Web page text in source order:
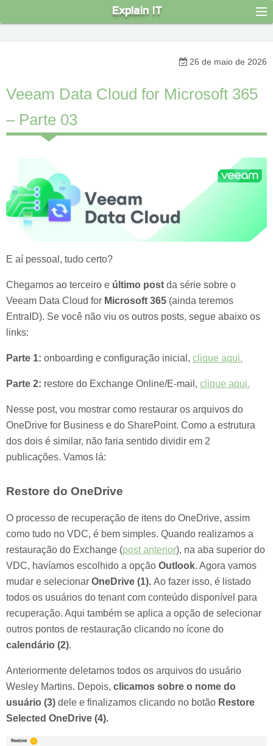
k
Explain IT
26 de maio de 2026
Veeam Data Cloud for Microsoft 365
– Parte 03
E aí pessoal, tudo certo?
Chegamos ao terceiro e último post da série sobre o
Veeam Data Cloud for Microsoft 365 (ainda teremos
EntraID). Se você não viu os outros posts, segue abaixo os
links:
Parte 1: onboarding e configuração inicial, clique aqui.
Parte 2: restore do Exchange Online/E-mail, clique aqui.
Nesse post, vou mostrar como restaurar os arquivos do
OneDrive for Business e do SharePoint. Como a estrutura
dos dois é similar, não faria sentido dividir em 2
publicações. Vamos lá:
Restore do OneDrive
O processo de recuperação de itens do OneDrive, assim
como tudo no VDC, é bem simples. Quando realizamos a
restauração do Exchange (post anterior), na aba superior do
VDC, havíamos escolhido a opção Outlook. Agora vamos
mudar e selecionar OneDrive (1). Ao fazer isso, é listado
todos os usuários do tenant com conteúdo disponível para
recuperação. Aqui também se aplica a opção de selecionar
outros pontos de restauração clicando no ícone do
calendário (2).
Anteriormente deletamos todos os arquivos do usuário
Wesley Martins. Depois, clicamos sobre o nome do
usuário (3) dele e finalizamos clicando no botão Restore
Selected OneDrive (4).